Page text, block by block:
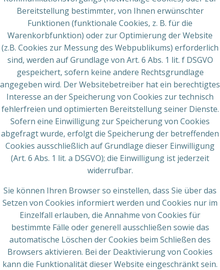
Bereitstellung bestimmter, von Ihnen erwünschter
Funktionen (funktionale Cookies, z. B. für die
Warenkorbfunktion) oder zur Optimierung der Website
(z.B. Cookies zur Messung des Webpublikums) erforderlich
sind, werden auf Grundlage von Art. 6 Abs. 1 lit. f DSGVO
gespeichert, sofern keine andere Rechtsgrundlage
angegeben wird. Der Websitebetreiber hat ein berechtigtes
Interesse an der Speicherung von Cookies zur technisch
fehlerfreien und optimierten Bereitstellung seiner Dienste.
Sofern eine Einwilligung zur Speicherung von Cookies
abgefragt wurde, erfolgt die Speicherung der betreffenden
Cookies ausschließlich auf Grundlage dieser Einwilligung
(Art. 6 Abs. 1 lit. a DSGVO); die Einwilligung ist jederzeit
widerrufbar.
Sie können Ihren Browser so einstellen, dass Sie über das
Setzen von Cookies informiert werden und Cookies nur im
Einzelfall erlauben, die Annahme von Cookies für
bestimmte Fälle oder generell ausschließen sowie das
automatische Löschen der Cookies beim Schließen des
Browsers aktivieren. Bei der Deaktivierung von Cookies
kann die Funktionalität dieser Website eingeschränkt sein.